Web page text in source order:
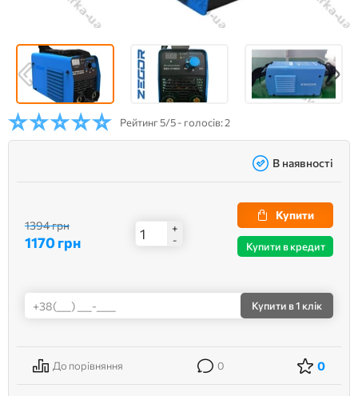
Рейтинг5/5 - голосів: 2
В наявності
1394 грн
1170 грн
+
-
Купити
Купити в кредит
Купити в 1 клік
До порівняння 0 0